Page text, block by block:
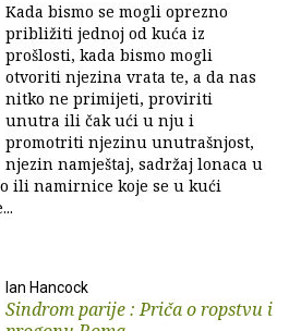
Kada bismo se mogli oprezno
približiti jednoj od kuća iz
prošlosti, kada bismo mogli
otvoriti njezina vrata te, a da nas
nitko ne primijeti, proviriti
unutra ili čak ući u nju i
promotriti njezinu unutrašnjost,
njezin namještaj, sadržaj lonaca u
ili namirnice koje se u kući
Ian Hancock
Sindrom parije : Priča o ropstvu i